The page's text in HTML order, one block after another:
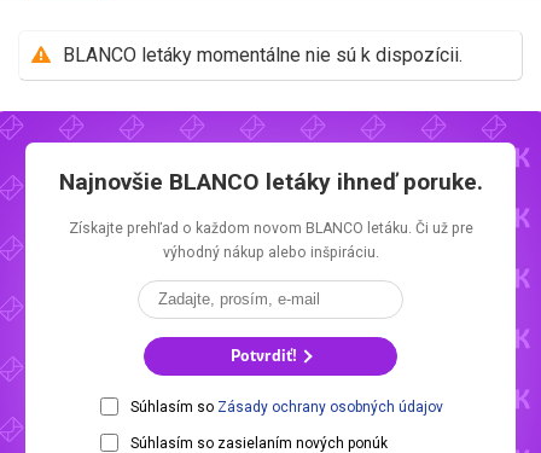
BLANCO letáky momentálne nie sú k dispozícii.
Najnovšie BLANCO letákyihneď poruke.
Získajte prehľad o každom novom BLANCO letáku. Či už pre
výhodný nákup alebo inšpiráciu.
Potvrdiť!
Súhlasím so Zásady ochrany osobných údajov
Súhlasím so zasielaním nových ponúk